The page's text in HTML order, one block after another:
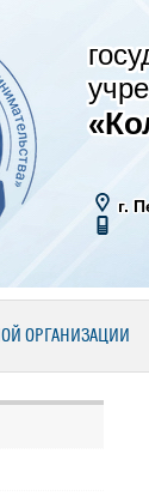
г.
ОРГАНИЗАЦИИ